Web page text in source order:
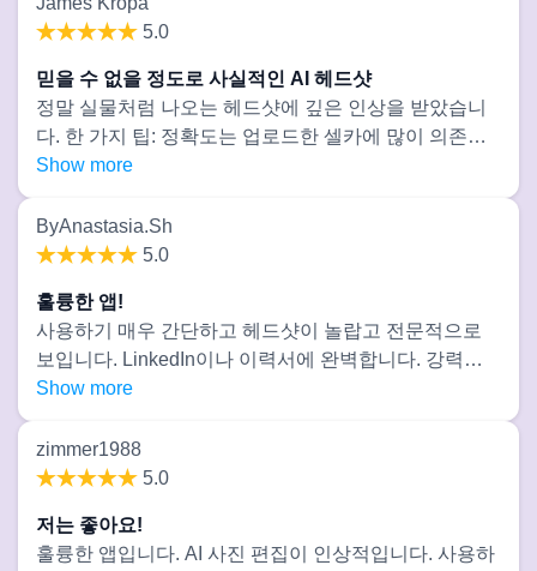
5.0
믿을 수 없을 정도로 사실적인 AI 헤드샷
정말 실물처럼 나오는 헤드샷에 깊은 인상을 받았습니
다. 한 가지 팁: 정확도는 업로드한 셀카에 많이 의존합
니다. 품질이 낮거나 일관되지 않은 프로필 사진을 선택
만 명확하고 잘 조명된 정면 이미지를 업로드하면 결과
가 실제 모습과 거의 동일하게 나옵니다. 고품질 AI 헤드
Show more
ByAnastasia.Sh
5.0
훌륭한 앱!
사용하기 매우 간단하고 헤드샷이 놀랍고 전문적으로
보입니다. LinkedIn이나 이력서에 완벽합니다. 강력히
추천합니다!
Show more
zimmer1988
5.0
저는 좋아요!
훌륭한 앱입니다. AI 사진 편집이 인상적입니다. 사용하